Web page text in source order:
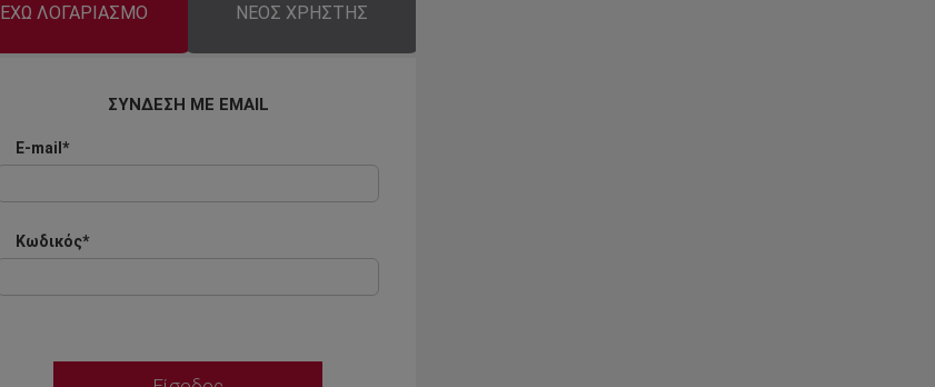
ΕΧΩ ΛΟΓΑΡΙΑΣΜΟ ΝΕΟΣ ΧΡΗΣΤΗΣ
ΣΥΝΔΕΣΗ ΜΕ EMAIL
E-mail*
Κωδικός*